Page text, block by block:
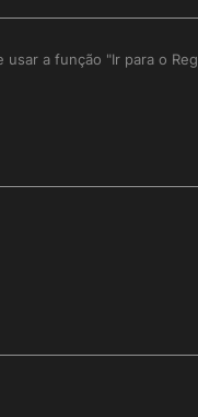
a função "Ir para o